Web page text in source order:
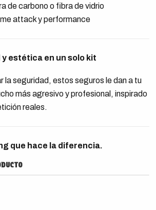
de carbono o fibra de vidrio
attack y performance
estética en un solo kit
la seguridad, estos seguros le dan a tu
más agresivo y profesional, inspirado
reales.
que hace la diferencia.